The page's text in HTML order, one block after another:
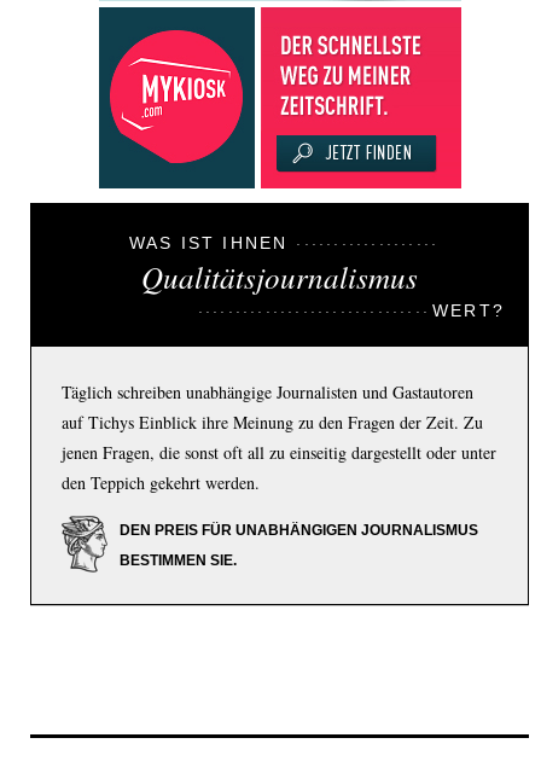
WAS IST IHNEN
Qualitätsjournalismus
WERT?
Täglich schreiben unabhängige Journalisten und Gastautoren
auf Tichys Einblick ihre Meinung zu den Fragen der Zeit. Zu
jenen Fragen, die sonst oft all zu einseitig dargestellt oder unter
den Teppich gekehrt werden.
DEN PREIS FÜR UNABHÄNGIGEN JOURNALISMUS
BESTIMMEN SIE.